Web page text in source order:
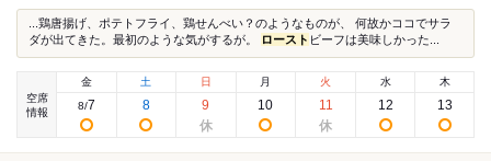
...鶏唐揚げ、ポテトフライ、鶏せんべい？のようなものが、 何故かココでサラ
ダが出てきた。最初のような気がするが。
ロースト ビーフは美味しかった...
空席
情報
金
8/7
土
8
日
9
月
10
火
11
水
12
木
13